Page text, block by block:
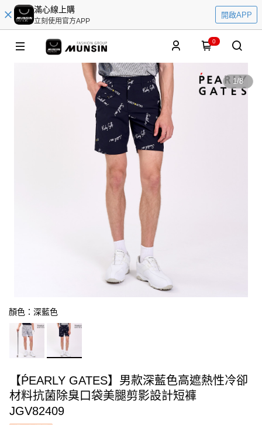
滿心線上購
立刻使用官方APP
開啟APP
0
1/8
顏色：深藍色
【ṔEARLY GATES】男款深藍色高遮熱性冷卻
材料抗菌除臭口袋美腿剪影設計短褲
JGV82409